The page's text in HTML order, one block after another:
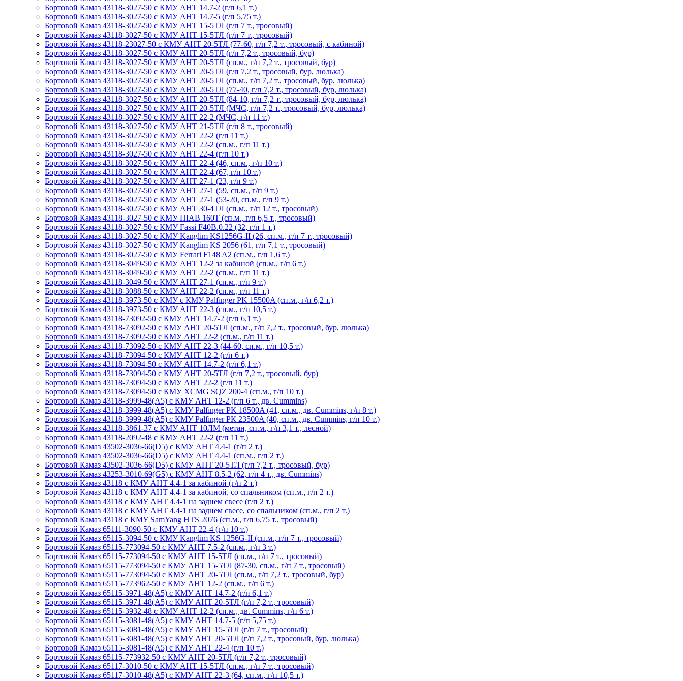
Бортовой Камаз 43118-3027-50 с КМУ АНТ 14.7-2 (г/п 6,1 т.)
Бортовой Камаз 43118-3027-50 с КМУ АНТ 14.7-5 (г/п 5,75 т.)
Бортовой Камаз 43118-3027-50 с КМУ АНТ 15-5ТЛ (г/п 7 т., тросовый)
Бортовой Камаз 43118-3027-50 с КМУ АНТ 15-5ТЛ (г/п 7 т., тросовый)
Бортовой Камаз 43118-23027-50 с КМУ АНТ 20-5ТЛ (77-60, г/п 7,2 т., тросовый, с кабиной)
Бортовой Камаз 43118-3027-50 с КМУ АНТ 20-5ТЛ (г/п 7,2 т., тросовый, бур)
Бортовой Камаз 43118-3027-50 с КМУ АНТ 20-5ТЛ (сп.м., г/п 7,2 т., тросовый, бур)
Бортовой Камаз 43118-3027-50 с КМУ АНТ 20-5ТЛ (г/п 7,2 т., тросовый, бур, люлька)
Бортовой Камаз 43118-3027-50 с КМУ АНТ 20-5ТЛ (сп.м., г/п 7,2 т., тросовый, бур, люлька)
Бортовой Камаз 43118-3027-50 с КМУ АНТ 20-5ТЛ (77-40, г/п 7,2 т., тросовый, бур, люлька)
Бортовой Камаз 43118-3027-50 с КМУ АНТ 20-5ТЛ (84-10, г/п 7,2 т., тросовый, бур, люлька)
Бортовой Камаз 43118-3027-50 с КМУ АНТ 20-5ТЛ (МЧС, г/п 7,2 т., тросовый, бур, люлька)
Бортовой Камаз 43118-3027-50 с КМУ АНТ 22-2 (МЧС, г/п 11 т.)
Бортовой Камаз 43118-3027-50 с КМУ АНТ 21-5ТЛ (г/п 8 т., тросовый)
Бортовой Камаз 43118-3027-50 с КМУ АНТ 22-2 (г/п 11 т.)
Бортовой Камаз 43118-3027-50 с КМУ АНТ 22-2 (сп.м., г/п 11 т.)
Бортовой Камаз 43118-3027-50 с КМУ АНТ 22-4 (г/п 10 т.)
Бортовой Камаз 43118-3027-50 с КМУ АНТ 22-4 (46, сп.м., г/п 10 т.)
Бортовой Камаз 43118-3027-50 с КМУ АНТ 22-4 (67, г/п 10 т.)
Бортовой Камаз 43118-3027-50 с КМУ АНТ 27-1 (23, г/п 9 т.)
Бортовой Камаз 43118-3027-50 с КМУ АНТ 27-1 (59, сп.м., г/п 9 т.)
Бортовой Камаз 43118-3027-50 с КМУ АНТ 27-1 (53-20, сп.м., г/п 9 т.)
Бортовой Камаз 43118-3027-50 с КМУ АНТ 30-4ТЛ (сп.м., г/п 12 т., тросовый)
Бортовой Камаз 43118-3027-50 с КМУ HIAB 160T (сп.м., г/п 6,5 т., тросовый)
Бортовой Камаз 43118-3027-50 с КМУ Fassi F40B.0.22 (32, г/п 1 т.)
Бортовой Камаз 43118-3027-50 с КМУ Kanglim KS1256G-II (26, сп.м., г/п 7 т., тросовый)
Бортовой Камаз 43118-3027-50 с КМУ Kanglim KS 2056 (61, г/п 7,1 т., тросовый)
Бортовой Камаз 43118-3027-50 с КМУ Ferrari F148 A2 (сп.м., г/п 1,6 т.)
Бортовой Камаз 43118-3049-50 с КМУ АНТ 12-2 за кабиной (сп.м., г/п 6 т.)
Бортовой Камаз 43118-3049-50 с КМУ АНТ 22-2 (сп.м., г/п 11 т.)
Бортовой Камаз 43118-3049-50 с КМУ АНТ 27-1 (сп.м., г/п 9 т.)
Бортовой Камаз 43118-3088-50 с КМУ АНТ 22-2 (сп.м., г/п 11 т.)
Бортовой Камаз 43118-3973-50 с КМУ с КМУ Palfinger PK 15500A (сп.м., г/п 6,2 т.)
Бортовой Камаз 43118-3973-50 с КМУ АНТ 22-3 (сп.м., г/п 10,5 т.)
Бортовой Камаз 43118-73092-50 с КМУ АНТ 14.7-2 (г/п 6,1 т.)
Бортовой Камаз 43118-73092-50 с КМУ АНТ 20-5ТЛ (сп.м., г/п 7,2 т., тросовый, бур, люлька)
Бортовой Камаз 43118-73092-50 с КМУ АНТ 22-2 (сп.м., г/п 11 т.)
Бортовой Камаз 43118-73092-50 с КМУ АНТ 22-3 (44-60, сп.м., г/п 10,5 т.)
Бортовой Камаз 43118-73094-50 с КМУ АНТ 12-2 (г/п 6 т.)
Бортовой Камаз 43118-73094-50 с КМУ АНТ 14.7-2 (г/п 6,1 т.)
Бортовой Камаз 43118-73094-50 с КМУ АНТ 20-5ТЛ (г/п 7,2 т., тросовый, бур)
Бортовой Камаз 43118-73094-50 с КМУ АНТ 22-2 (г/п 11 т.)
Бортовой Камаз 43118-73094-50 с КМУ XCMG SQZ 200-4 (сп.м., г/п 10 т.)
Бортовой Камаз 43118-3999-48(А5) с КМУ АНТ 12-2 (г/п 6 т., дв. Cummins)
Бортовой Камаз 43118-3999-48(А5) с КМУ Palfinger PK 18500A (41, сп.м., дв. Cummins, г/п 8 т.)
Бортовой Камаз 43118-3999-48(А5) с КМУ Palfinger РК 23500A (40, сп.м., дв. Cummins, г/п 10 т.)
Бортовой Камаз 43118-3861-37 с КМУ АНТ 10ЛМ (метан, сп.м., г/п 3,1 т., лесной)
Бортовой Камаз 43118-2092-48 с КМУ АНТ 22-2 (г/п 11 т.)
Бортовой Камаз 43502-3036-66(D5) с КМУ АНТ 4.4-1 (г/п 2 т.)
Бортовой Камаз 43502-3036-66(D5) с КМУ АНТ 4.4-1 (сп.м., г/п 2 т.)
Бортовой Камаз 43502-3036-66(D5) с КМУ АНТ 20-5ТЛ (г/п 7,2 т., тросовый, бур)
Бортовой Камаз 43253-3010-69(G5) с КМУ АНТ 8.5-2 (62, г/п 4 т., дв. Cummins)
Бортовой Камаз 43118 с КМУ АНТ 4.4-1 за кабиной (г/п 2 т.)
Бортовой Камаз 43118 с КМУ АНТ 4.4-1 за кабиной, со спальником (сп.м., г/п 2 т.)
Бортовой Камаз 43118 с КМУ АНТ 4.4-1 на заднем свесе (г/п 2 т.)
Бортовой Камаз 43118 с КМУ АНТ 4.4-1 на заднем свесе, со спальником (сп.м., г/п 2 т.)
Бортовой Камаз 43118 c КМУ SamYang HTS 2076 (сп.м., г/п 6,75 т., тросовый)
Бортовой Камаз 65111-3090-50 с КМУ АНТ 22-4 (г/п 10 т.)
Бортовой Камаз 65115-3094-50 с КМУ Kanglim KS 1256G-II (сп.м., г/п 7 т., тросовый)
Бортовой Камаз 65115-773094-50 с КМУ АНТ 7.5-2 (сп.м., г/п 3 т.)
Бортовой Камаз 65115-773094-50 с КМУ АНТ 15-5ТЛ (сп.м., г/п 7 т., тросовый)
Бортовой Камаз 65115-773094-50 с КМУ АНТ 15-5ТЛ (87-30, сп.м., г/п 7 т., тросовый)
Бортовой Камаз 65115-773094-50 с КМУ АНТ 20-5ТЛ (сп.м., г/п 7,2 т., тросовый, бур)
Бортовой Камаз 65115-773962-50 с КМУ АНТ 12-2 (сп.м., г/п 6 т.)
Бортовой Камаз 65115-3971-48(A5) с КМУ АНТ 14.7-2 (г/п 6,1 т.)
Бортовой Камаз 65115-3971-48(A5) с КМУ АНТ 20-5ТЛ (г/п 7,2 т., тросовый)
Бортовой Камаз 65115-3932-48 с КМУ АНТ 12-2 (сп.м., дв. Cummins, г/п 6 т.)
Бортовой Камаз 65115-3081-48(А5) с КМУ АНТ 14.7-5 (г/п 5,75 т.)
Бортовой Камаз 65115-3081-48(А5) с КМУ АНТ 15-5ТЛ (г/п 7 т., тросовый)
Бортовой Камаз 65115-3081-48(А5) с КМУ АНТ 20-5ТЛ (г/п 7,2 т., тросовый, бур, люлька)
Бортовой Камаз 65115-3081-48(А5) с КМУ АНТ 22-4 (г/п 10 т.)
Бортовой Камаз 65115-773932-50 с КМУ АНТ 20-5ТЛ (г/п 7,2 т., тросовый)
Бортовой Камаз 65117-3010-50 с КМУ АНТ 15-5ТЛ (сп.м., г/п 7 т., тросовый)
Бортовой Камаз 65117-3010-48(А5) с КМУ АНТ 22-3 (64, сп.м., г/п 10,5 т.)